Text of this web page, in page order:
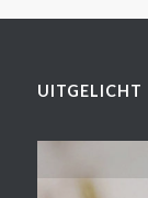
UITGELICHT